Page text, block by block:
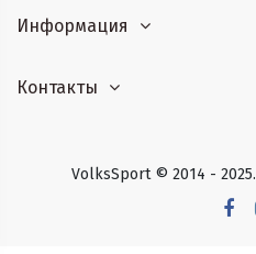
Информация
Контакты
VolksSport © 2014 -